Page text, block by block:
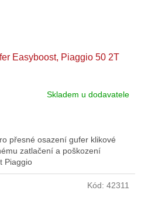
Easyboost, Piaggio 50 2T
Skladem u dodavatele
přesné osazení gufer klikové
zatlačení a poškození
Piaggio
Kód: 42311